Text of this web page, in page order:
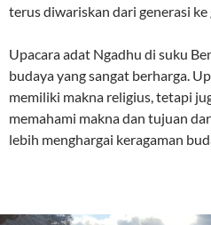
terus diwariskan dari generasi ke
Upacara adat Ngadhu di suku
budaya yang sangat berharga.
memiliki makna religius, tetapi
memahami makna dan tujuan
lebih menghargai keragaman